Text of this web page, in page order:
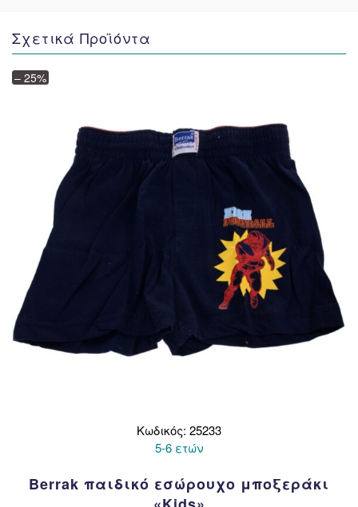
Σχετικά Προϊόντα
– 25%
Κωδικός: 25233
5-6 ετών
Berrak παιδικό εσώρουχο μποξεράκι